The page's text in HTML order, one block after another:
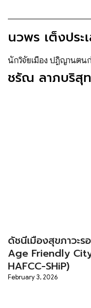
นวพร เต็งประ
นักวิจัยเมือง ปฏิญานตน
ชรัณ ลาภบริสุ
ดัชนีเมืองสุขภาวะ
Age Friendly
HAFCC-SHiP)
February 3, 2026